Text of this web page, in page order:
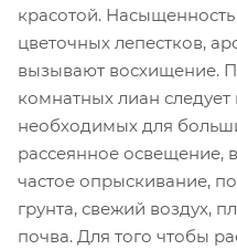
красотой.
цветочных лепестков,
вызывают восхищение.
комнатных лиан
необходимых для
рассеянное освещение,
частое опрыскивание,
грунта, свежий воздух,
почва. Для того чтобы